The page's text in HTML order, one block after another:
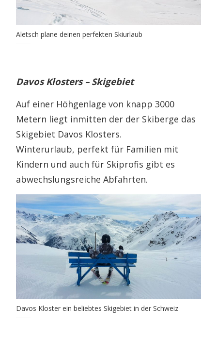
Aletsch plane deinen perfekten Skiurlaub
Davos Klosters – Skigebiet
Auf einer Höhgenlage von knapp 3000
Metern liegt inmitten der der Skiberge das
Skigebiet Davos Klosters.
Winterurlaub, perfekt für Familien mit
Kindern und auch für Skiprofis gibt es
abwechslungsreiche Abfahrten.
Davos Kloster ein beliebtes Skigebiet in der Schweiz